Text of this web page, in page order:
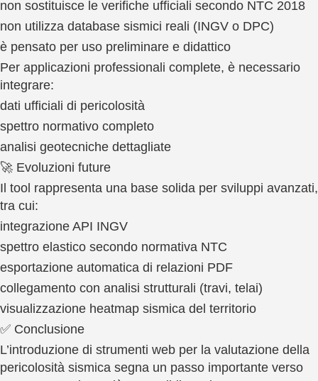
non sostituisce le verifiche ufficiali secondo NTC 2018
non utilizza database sismici reali (INGV o DPC)
è pensato per uso preliminare e didattico
Per applicazioni professionali complete, è necessario
integrare:
dati ufficiali di pericolosità
spettro normativo completo
analisi geotecniche dettagliate
🚀 Evoluzioni future
Il tool rappresenta una base solida per sviluppi avanzati,
tra cui:
integrazione API INGV
spettro elastico secondo normativa NTC
esportazione automatica di relazioni PDF
collegamento con analisi strutturali (travi, telai)
visualizzazione heatmap sismica del territorio
✅ Conclusione
L’introduzione di strumenti web per la valutazione della
pericolosità sismica segna un passo importante verso